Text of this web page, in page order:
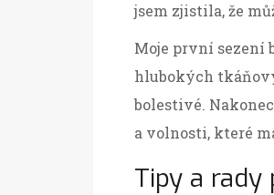
jsem zjistila, že
Moje první sezení
hlubokých
bolestivé.
a volnosti, které
Tipy a